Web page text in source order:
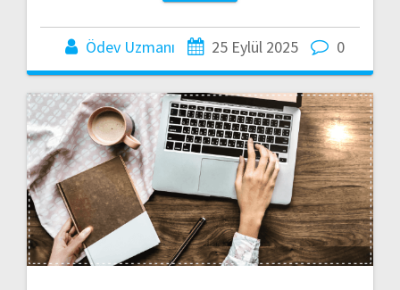
Ödev Uzmanı 25 Eylül 2025 0